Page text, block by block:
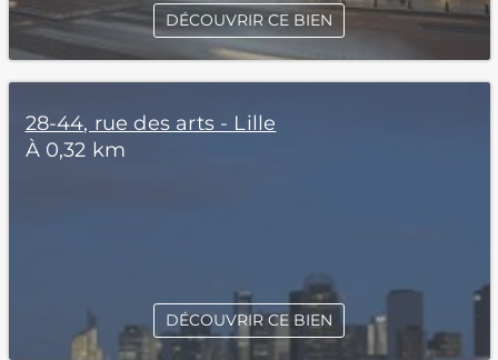
DÉCOUVRIR CE BIEN
28-44, rue des arts - Lille
À 0,32 km
DÉCOUVRIR CE BIEN